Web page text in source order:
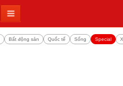
Bất động sản Quốc tế Sống Special